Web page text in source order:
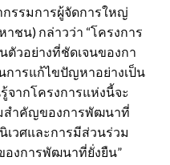
รรมการผู้จัดการใหญ่
ชน) กล่าวว่า “โครงการ
วอย่างที่ชัดเจนของกา
การแก้ไขปัญหาอย่างเป็น
จากโครงการแห่งนี้จะ
มสำคัญของการพัฒนาที่
วศและการมีส่วนร่วม
งการพัฒนาที่ยั่งยืน”